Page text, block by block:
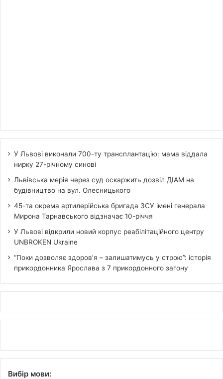
У Львові виконали 700-ту трансплантацію: мама віддала
нирку 27-річному синові
Львівська мерія через суд оскаржить дозвіл ДІАМ на
будівництво на вул. Олесницького
45-та окрема артилерійська бригада ЗСУ імені генерала
Мирона Тарнавського відзначає 10-річчя
У Львові відкрили новий корпус реабілітаційного центру
UNBROKEN Ukraine
“Поки дозволяє здоров’я – залишатимусь у строю”: історія
прикордонника Ярослава з 7 прикордонного загону
Вибір мови: